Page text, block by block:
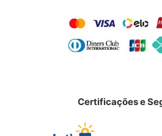
Certificações e